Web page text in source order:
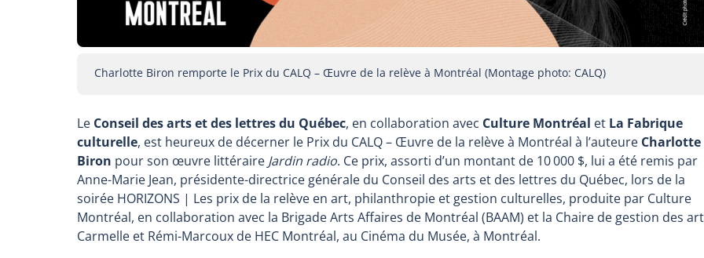
Charlotte Biron remporte le Prix du CALQ – Œuvre de la relève à Montréal (Montage photo: CALQ)
Le Conseil des arts et des lettres du Québec, en collaboration avec Culture Montréal et La Fabrique
culturelle, est heureux de décerner le Prix du CALQ – Œuvre de la relève à Montréal à l’auteure Charlotte
Biron pour son œuvre littéraire Jardin radio. Ce prix, assorti d’un montant de 10 000 $, lui a été remis par
Anne-Marie Jean, présidente-directrice générale du Conseil des arts et des lettres du Québec, lors de la
soirée HORIZONS | Les prix de la relève en art, philanthropie et gestion culturelles, produite par Culture
Montréal, en collaboration avec la Brigade Arts Affaires de Montréal (BAAM) et la Chaire de gestion des
Carmelle et Rémi-Marcoux de HEC Montréal, au Cinéma du Musée, à Montréal.